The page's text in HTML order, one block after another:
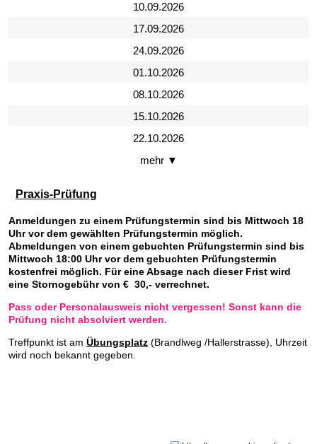
10.09.2026
17.09.2026
24.09.2026
01.10.2026
08.10.2026
15.10.2026
22.10.2026
mehr ▼
Praxis-Prüfung
Anmeldungen zu einem Prüfungstermin sind bis Mittwoch 18
Uhr vor dem gewählten Prüfungstermin möglich.
Abmeldungen von einem gebuchten Prüfungstermin sind bis
Mittwoch 18:00 Uhr vor dem gebuchten Prüfungstermin
kostenfrei möglich. Für eine Absage nach dieser Frist wird
eine Stornogebühr von € 30,- verrechnet.
Pass oder Personalausweis nicht vergessen! Sonst kann die
Prüfung nicht absolviert werden.
Treffpunkt ist am Übungsplatz (Brandlweg /Hallerstrasse), Uhrzeit
wird noch bekannt gegeben.